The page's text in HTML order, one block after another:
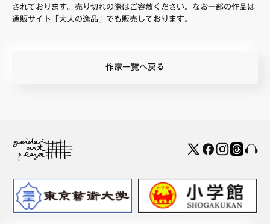
されております。売り切れの際はご容赦ください。なお一部の作品は
通販サイト「大人の逸品」でも販売しております。
作家一覧へ戻る